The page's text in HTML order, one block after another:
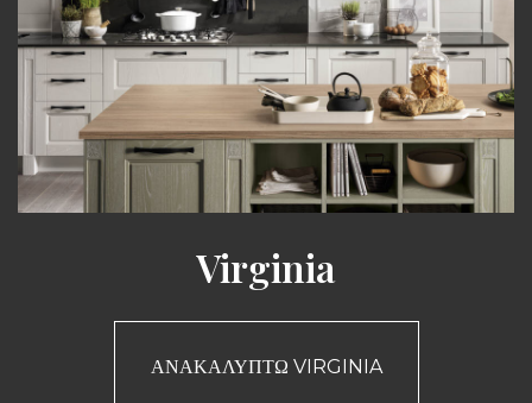
Virginia
ΑΝΑΚΑΛΎΠΤΩ VIRGINIA